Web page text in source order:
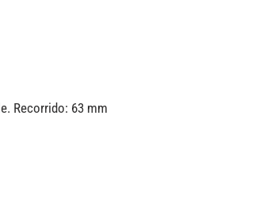
Recorrido: 63 mm